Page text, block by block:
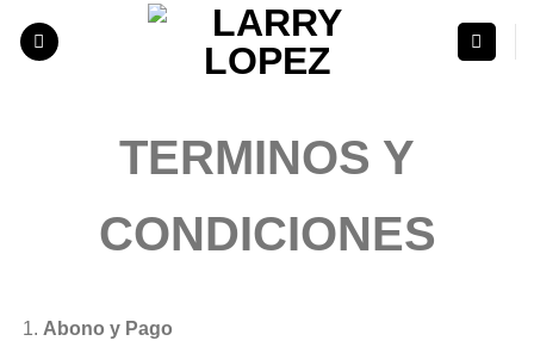
TERMINOS Y
CONDICIONES
Abono y Pago